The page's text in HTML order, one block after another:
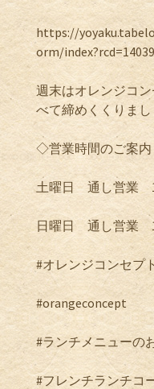
https://
orm/
週末はオレンジコ
べて締めくくりまし
◇営業時間のご案内
土曜日 通し営業
日曜日 通し営業
#オレンジコンセプ
#orangeconcept
#ランチメニューの
#フレンチランチコ